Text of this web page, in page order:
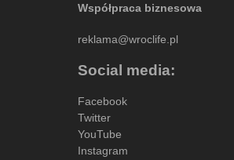
Współpraca biznesowa
reklama@wroclife.pl
Social media:
Facebook
Twitter
YouTube
Instagram